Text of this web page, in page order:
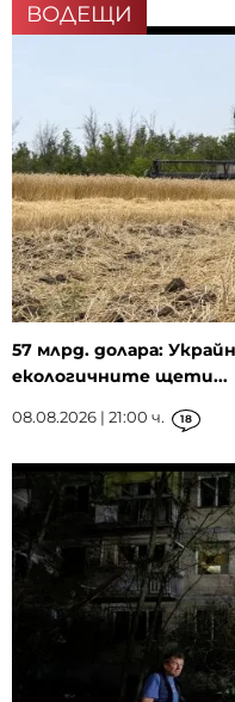
ВОДЕЩИ
57 млрд. долара:
екологичните щети...
08.08.2026 | 21:00 ч. 18